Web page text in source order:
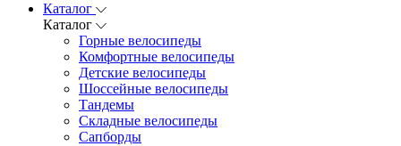
Каталог
Каталог
Горные велосипеды
Комфортные велосипеды
Детские велосипеды
Шоссейные велосипеды
Тандемы
Складные велосипеды
Сапборды